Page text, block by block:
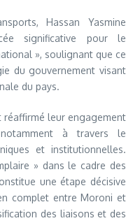
Hassan Yasmine
significative pour le
», soulignant que ce
du gouvernement visant
du pays.
leur engagement
à travers le
et institutionnelles.
» dans le cadre des
une étape décisive
complet entre Moroni et
des liaisons et des